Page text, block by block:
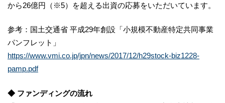
から26億円（※5）を超える出資の応募をいただいています。
参考：国土交通省 平成29年創設「小規模不動産特定共同事業
パンフレット」
https://www.vmi.co.jp/jpn/news/2017/12/h29stock-biz1228-
pamp.pdf
◆ ファンディングの流れ